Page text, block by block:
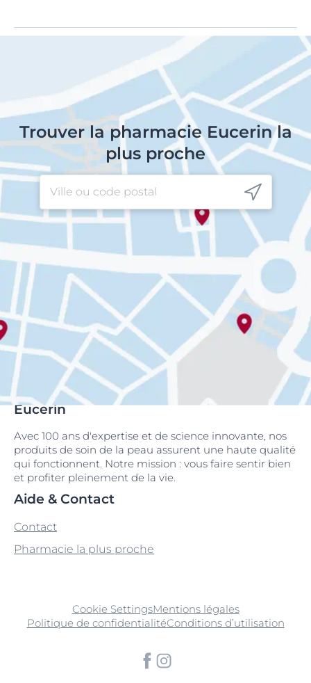
Trouver la pharmacie Eucerin la
plus proche
Eucerin
Avec 100 ans d'expertise et de science innovante, nos
produits de soin de la peau assurent une haute qualité
qui fonctionnent. Notre mission : vous faire sentir bien
et profiter pleinement de la vie.
Aide & Contact
Contact
Pharmacie la plus proche
Cookie SettingsMentions légales
Politique de confidentialitéConditions d’utilisation